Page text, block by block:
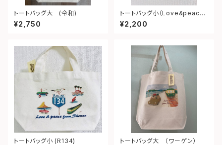
トートバッグ大 (令和)
¥2,750
トートバッグ小（Love&peace
from shonan)
¥2,200
トートバッグ小 (R134) トートバッグ大 （ワーゲン）